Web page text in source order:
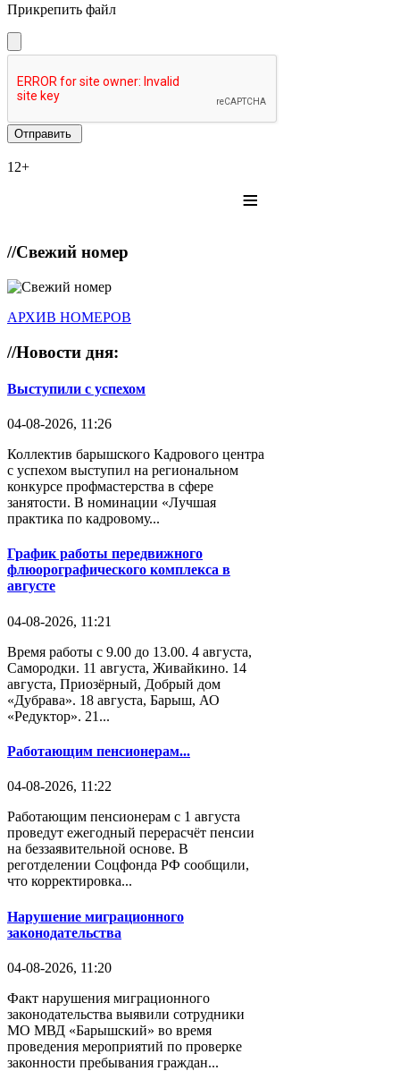
Прикрепить файл
12+
≡
//Свежий номер
АРХИВ НОМЕРОВ
//Новости дня:
Выступили с успехом
04-08-2026, 11:26
Коллектив барышского Кадрового центра
с успехом выступил на региональном
конкурсе профмастерства в сфере
занятости. В номинации «Лучшая
практика по кадровому...
График работы передвижного
флюорографического комплекса в
августе
04-08-2026, 11:21
Время работы с 9.00 до 13.00. 4 августа,
Самородки. 11 августа, Живайкино. 14
августа, Приозёрный, Добрый дом
«Дубрава». 18 августа, Барыш, АО
«Редуктор». 21...
Работающим пенсионерам...
04-08-2026, 11:22
Работающим пенсионерам с 1 августа
проведут ежегодный перерасчёт пенсии
на беззаявительной основе. В
реготделении Соцфонда РФ сообщили,
что корректировка...
Нарушение миграционного
законодательства
04-08-2026, 11:20
Факт нарушения миграционного
законодательства выявили сотрудники
МО МВД «Барышский» во время
проведения мероприятий по проверке
законности пребывания граждан...